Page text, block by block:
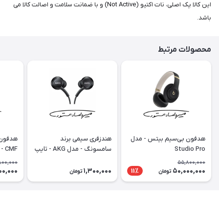
این کالا پک اصلی، نات اکتیو (Not Active) و با ضمانت سلامت و اصالت کالا می
باشد.
محصولات مرتبط
هدفون بی‌سیم بیتس - مدل
Studio Pro
55,800,000
50,000,000 تومان 11٪
هندزفری سیمی برند
سامسونگ - مدل AKG - تایپ
1,300,000 تومان
Pro